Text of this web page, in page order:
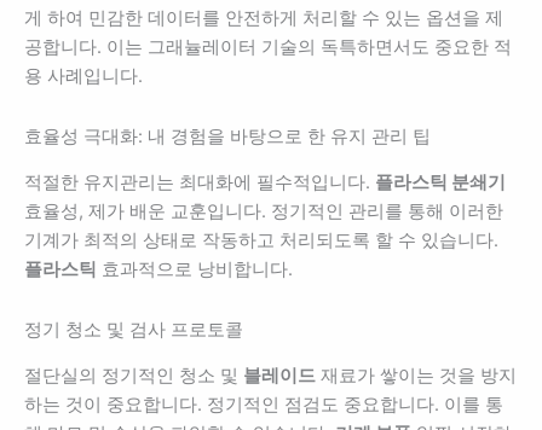
게 하여 민감한 데이터를 안전하게 처리할 수 있는 옵션을 제
공합니다. 이는 그래뉼레이터 기술의 독특하면서도 중요한 적
용 사례입니다.
효율성 극대화: 내 경험을 바탕으로 한 유지 관리 팁
적절한 유지관리는 최대화에 필수적입니다. 플라스틱 분쇄기
효율성, 제가 배운 교훈입니다. 정기적인 관리를 통해 이러한
기계가 최적의 상태로 작동하고 처리되도록 할 수 있습니다.
플라스틱 효과적으로 낭비합니다.
정기 청소 및 검사 프로토콜
절단실의 정기적인 청소 및 블레이드 재료가 쌓이는 것을 방지
하는 것이 중요합니다. 정기적인 점검도 중요합니다. 이를 통